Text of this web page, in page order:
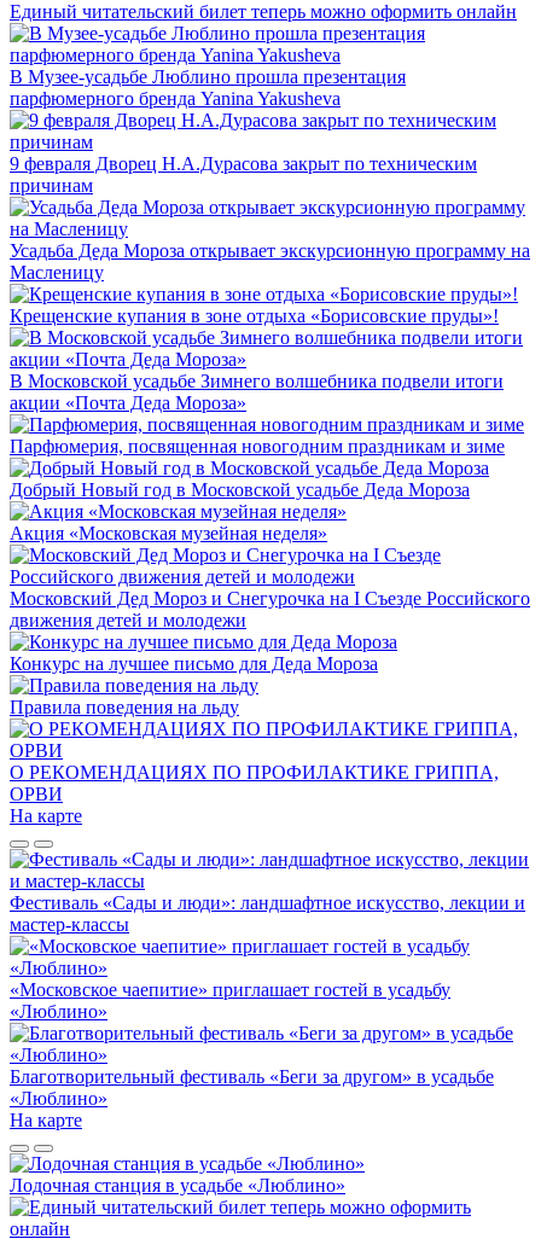
Единый читательский билет теперь можно оформить онлайн
В Музее-усадьбе Люблино прошла презентация
парфюмерного бренда Yanina Yakusheva
9 февраля Дворец Н.А.Дурасова закрыт по техническим
причинам
Усадьба Деда Мороза открывает экскурсионную программу на
Масленицу
Крещенские купания в зоне отдыха «Борисовские пруды»!
В Московской усадьбе Зимнего волшебника подвели итоги
акции «Почта Деда Мороза»
Парфюмерия, посвященная новогодним праздникам и зиме
Добрый Новый год в Московской усадьбе Деда Мороза
Акция «Московская музейная неделя»
Московский Дед Мороз и Снегурочка на I Съезде Российского
движения детей и молодежи
Конкурс на лучшее письмо для Деда Мороза
Правила поведения на льду
О РЕКОМЕНДАЦИЯХ ПО ПРОФИЛАКТИКЕ ГРИППА,
ОРВИ
На карте
Фестиваль «Сады и люди»: ландшафтное искусство, лекции и
мастер-классы
«Московское чаепитие» приглашает гостей в усадьбу
«Люблино»
Благотворительный фестиваль «Беги за другом» в усадьбе
«Люблино»
На карте
Лодочная станция в усадьбе «Люблино»